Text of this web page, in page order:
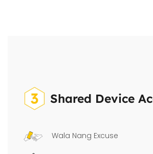
Shared Device
Wala Nang Excuse